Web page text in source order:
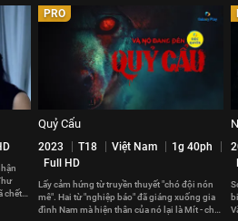
chết
PRO
Quỷ Cẩu
2023 T18 Việt Nam
1g 40ph
Full HD
Lấy cảm hứng từ truyền thuyết "chó đội nón
mê". Hai từ "nghiệp báo" đã giáng xuống gia
đình Nam mà hiện thân của nó lại là Mít - chú